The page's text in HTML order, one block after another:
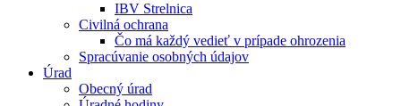
IBV Strelnica
Civilná ochrana
Čo má každý vedieť v prípade ohrozenia
Spracúvanie osobných údajov
Úrad
Obecný úrad